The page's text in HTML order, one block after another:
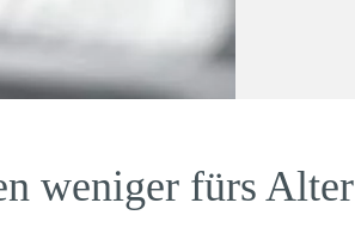
weniger fürs Alter